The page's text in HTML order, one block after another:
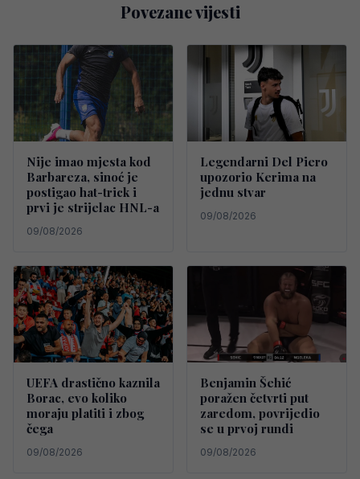
Povezane vijesti
Nije imao mjesta kod
Barbareza, sinoć je
postigao hat-trick i
prvi je strijelac HNL-a
09/08/2026
Legendarni Del Piero
upozorio Kerima na
jednu stvar
09/08/2026
UEFA drastično kaznila
Borac, evo koliko
moraju platiti i zbog
čega
09/08/2026
Benjamin Šehić
poražen četvrti put
zaredom, povrijedio
se u prvoj rundi
09/08/2026